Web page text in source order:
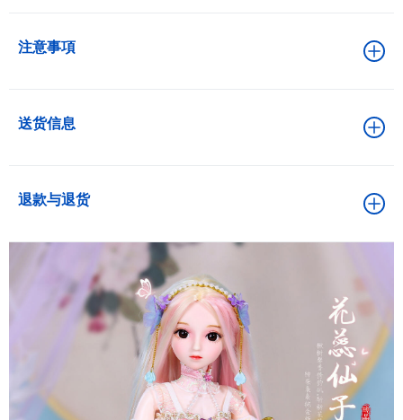
注意事項
送货信息
退款与退货